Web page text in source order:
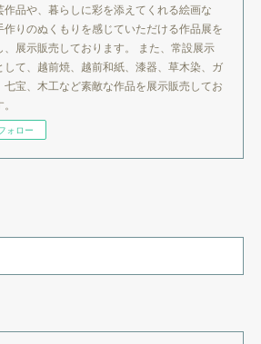
作品や、暮らしに彩を添えてくれる絵画な
作りのぬくもりを感じていただける作品展を
、展示販売しております。 また、常設展示
して、越前焼、越前和紙、漆器、草木染、ガ
七宝、木工など素敵な作品を展示販売してお
ォロー